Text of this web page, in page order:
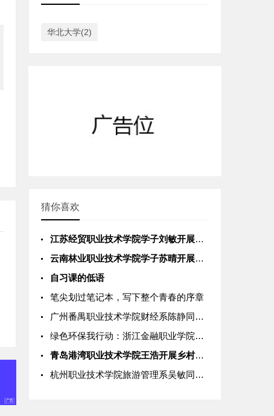
华北大学(2)
猜你喜欢
江苏经贸职业技术学院学子刘敏开展社会实践 用会计技能助力个体
云南林业职业技术学院学子苏晴开展社会实践 以绿植养护技能助力
自习课的低语
笔尖划过笔记本，写下整个青春的序章
广州番禺职业技术学院财经系陈静同学参与“乡村振兴·电商助农”
绿色环保我行动：浙江金融职业学院环境工程系郑琳同学赴衢州乡村
青岛港湾职业技术学院王浩开展乡村助农实践 以专业所长赋能农产
杭州职业技术学院旅游管理系吴敏同学参与“景区文明引导·旅游咨